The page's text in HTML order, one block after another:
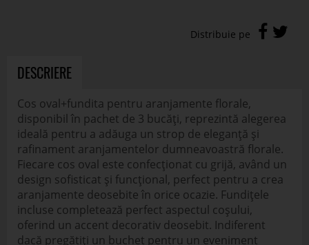
DESCRIERE
Cos oval+fundita pentru aranjamente florale,
disponibil în pachet de 3 bucăți, reprezintă alegerea
ideală pentru a adăuga un strop de eleganță și
rafinament aranjamentelor dumneavoastră florale.
Fiecare cos oval este confecționat cu grijă, având un
design sofisticat și funcțional, perfect pentru a crea
aranjamente deosebite în orice ocazie. Fundițele
incluse completează perfect aspectul coșului,
oferind un accent decorativ deosebit. Indiferent
dacă pregătiți un buchet pentru un eveniment